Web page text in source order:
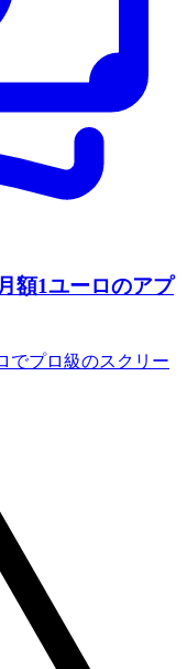
額1ユーロのアプ
でプロ級のスクリー